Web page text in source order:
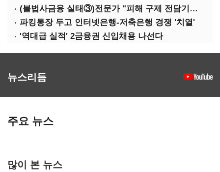
(불법사금융 실태③)전문가 "피해 구제 전담기관 필요"
파킹통장 두고 인터넷은행-저축은행 경쟁 '치열'
'역대급 실적' 2금융권 신입채용 나선다
뉴스리듬
주요 뉴스
많이 본 뉴스